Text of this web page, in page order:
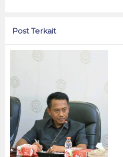
Post Terkait